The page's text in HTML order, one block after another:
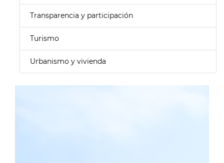
Transparencia y participación
Turismo
Urbanismo y vivienda